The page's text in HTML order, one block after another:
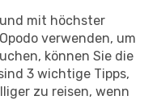
mit höchster
verwenden, um
können Sie die
3 wichtige Tipps,
zu reisen, wenn